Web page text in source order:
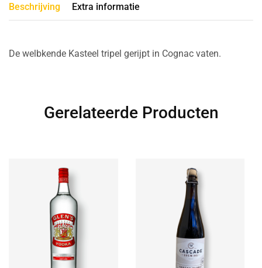
Beschrijving Extra informatie
De welbkende Kasteel tripel gerijpt in Cognac vaten.
Gerelateerde Producten